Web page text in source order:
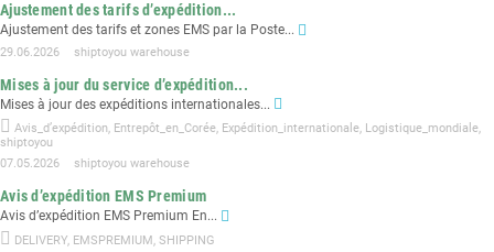
Ajustement des tarifs d’expédition...
Ajustement des tarifs et zones EMS par la Poste...
29.06.2026 shiptoyou warehouse
Mises à jour du service d’expédition...
Mises à jour des expéditions internationales...
Avis_d’expédition, Entrepôt_en_Corée, Expédition_internationale, Logistique_mondiale,
shiptoyou
07.05.2026
shiptoyou warehouse
Avis d’expédition EMS Premium
Avis d’expédition EMS Premium En...
DELIVERY, EMSPREMIUM, SHIPPING